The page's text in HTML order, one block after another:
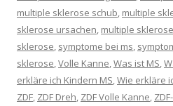
multiple sklerose schub, multiple
sklerose ursachen, multiple
sklerose, symptome bei ms,
sklerose,Volle Kanne,Was ist MS,
erkläre ich Kindern MS,Wie erkläre
ZDF, ZDF Dreh, ZDF Volle Kanne,